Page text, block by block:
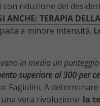
riduzione del
ANCHE: TERAPIA
a minore intensità.
in media un
superiore al 300 per
Fagiolini. A
vera rivoluzione: la